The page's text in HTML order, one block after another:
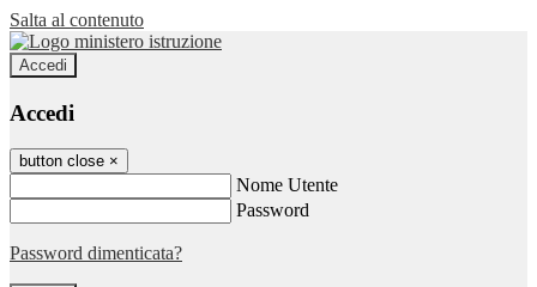
Salta al contenuto
Accedi
Accedi
button close ×
Nome Utente
Password
Password dimenticata?